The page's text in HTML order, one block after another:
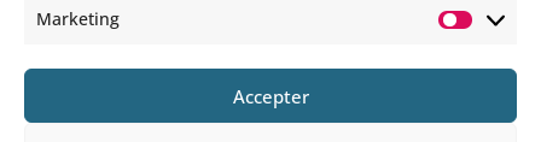
Marketing
Accepter
En savoir plus